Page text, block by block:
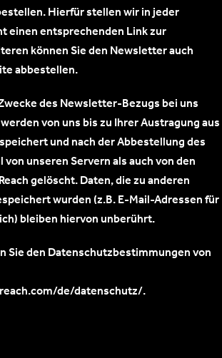
Hierfür stellen wir in jeder
einen entsprechenden Link zur
können Sie den Newsletter auch
abbestellen.
des Newsletter-Bezugs bei uns
von uns bis zu Ihrer Austragung aus
und nach der Abbestellung des
unseren Servern als auch von den
gelöscht. Daten, die zu anderen
wurden (z.B. E-Mail-Adressen für
bleiben hiervon unberührt.
Sie den Datenschutzbestimmungen von
de/datenschutz/.